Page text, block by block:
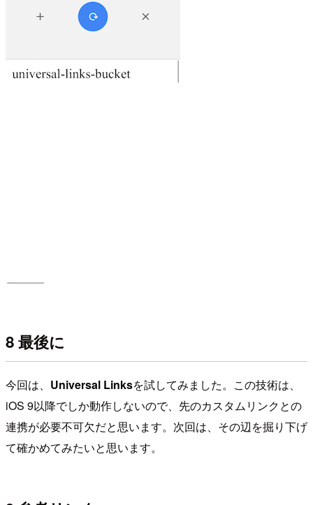
8 最後に
今回は、 Universal Linksを試してみました。この技術は、
iOS 9以降でしか動作しないので、先のカスタムリンクとの
連携が必要不可欠だと思います。次回は、その辺を掘り下げ
て確かめてみたいと思います。